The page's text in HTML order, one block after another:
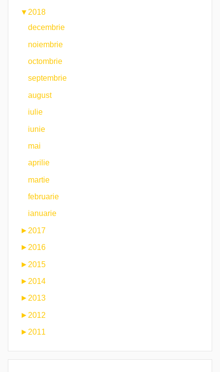
▼ 2018
decembrie
noiembrie
octombrie
septembrie
august
iulie
iunie
mai
aprilie
martie
februarie
ianuarie
► 2017
► 2016
► 2015
► 2014
► 2013
► 2012
► 2011